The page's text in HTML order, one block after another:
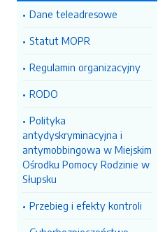
Dane teleadresowe
Statut MOPR
Regulamin organizacyjny
RODO
Polityka
antydyskryminacyjna i
antymobbingowa w Miejskim
Ośrodku Pomocy Rodzinie w
Słupsku
Przebieg i efekty kontroli